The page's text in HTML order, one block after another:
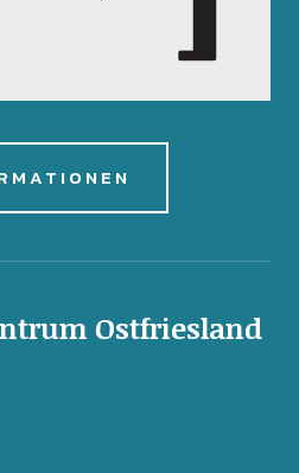
Ostfriesland